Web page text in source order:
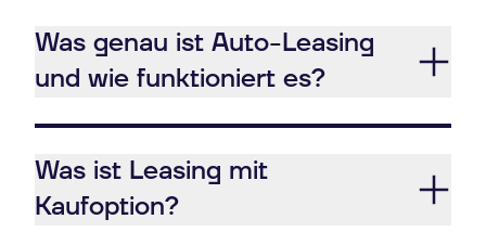
Was genau ist Auto-Leasing
und wie funktioniert es?
Was ist Leasing mit
Kaufoption?